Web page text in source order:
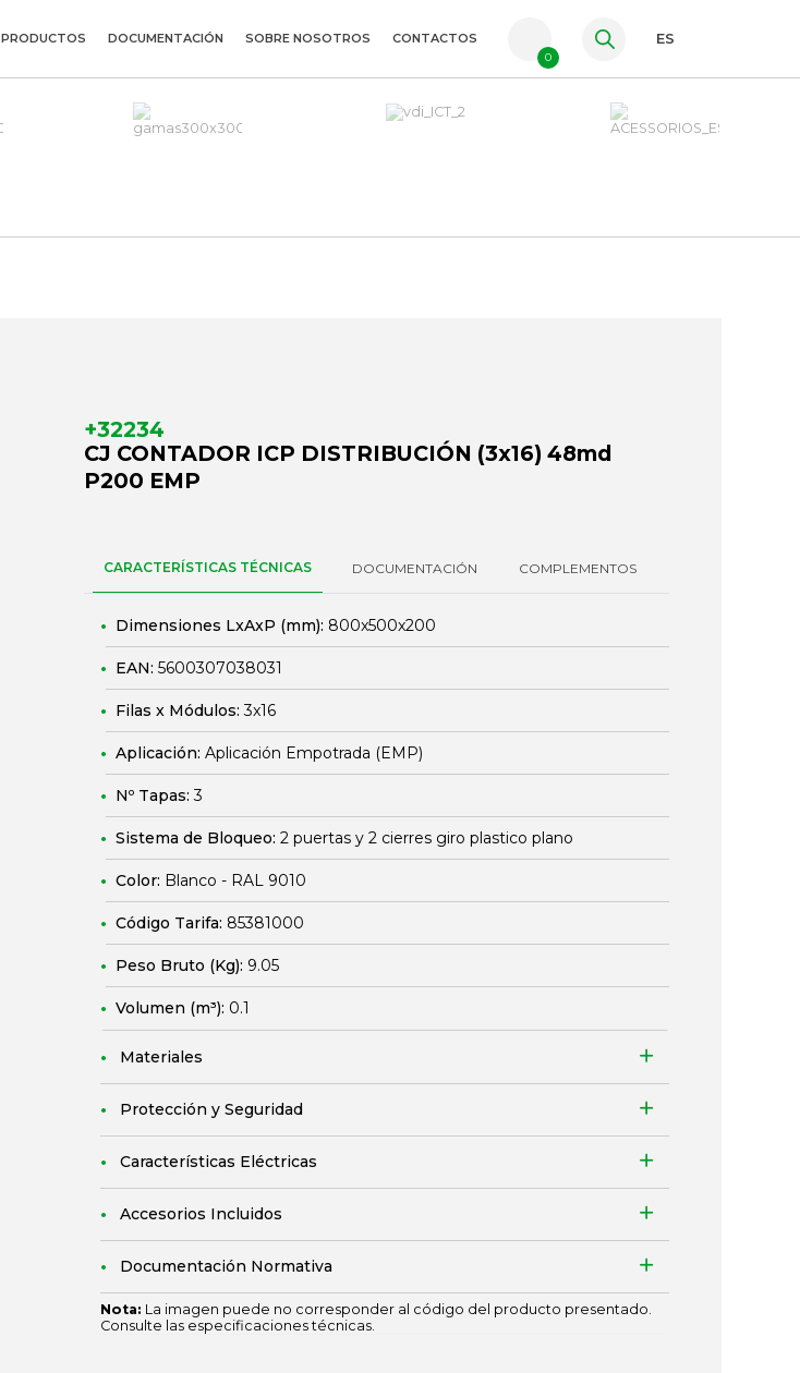
FR
PRODUCTOS DOCUMENTACIÓN SOBRE NOSOTROS CONTACTOS
0
ES
+32234
CJ CONTADOR ICP DISTRIBUCIÓN (3x16) 48md
P200 EMP
CARACTERÍSTICAS TÉCNICAS DOCUMENTACIÓN COMPLEMENTOS
Dimensiones LxAxP (mm): 800x500x200
EAN: 5600307038031
Filas x Módulos:3x16
Aplicación: Aplicación Empotrada (EMP)
Nº Tapas:3
Sistema de Bloqueo: 2 puertas y 2 cierres giro plastico plano
Color: Blanco - RAL 9010
Código Tarifa: 85381000
Peso Bruto (Kg): 9.05
Volumen (m³): 0.1
Materiales
Protección y Seguridad
Características Eléctricas
Accesorios Incluidos
Documentación Normativa
Nota: La imagen puede no corresponder al código del producto presentado.
Consulte las especificaciones técnicas.